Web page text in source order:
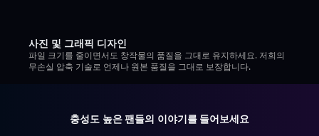
사진 및 그래픽 디자인
파일 크기를 줄이면서도 창작물의 품질을 그대로 유지하세요. 저희의
무손실 압축 기술로 언제나 원본 품질을 그대로 보장합니다.
충성도 높은 팬들의 이야기를 들어보세요